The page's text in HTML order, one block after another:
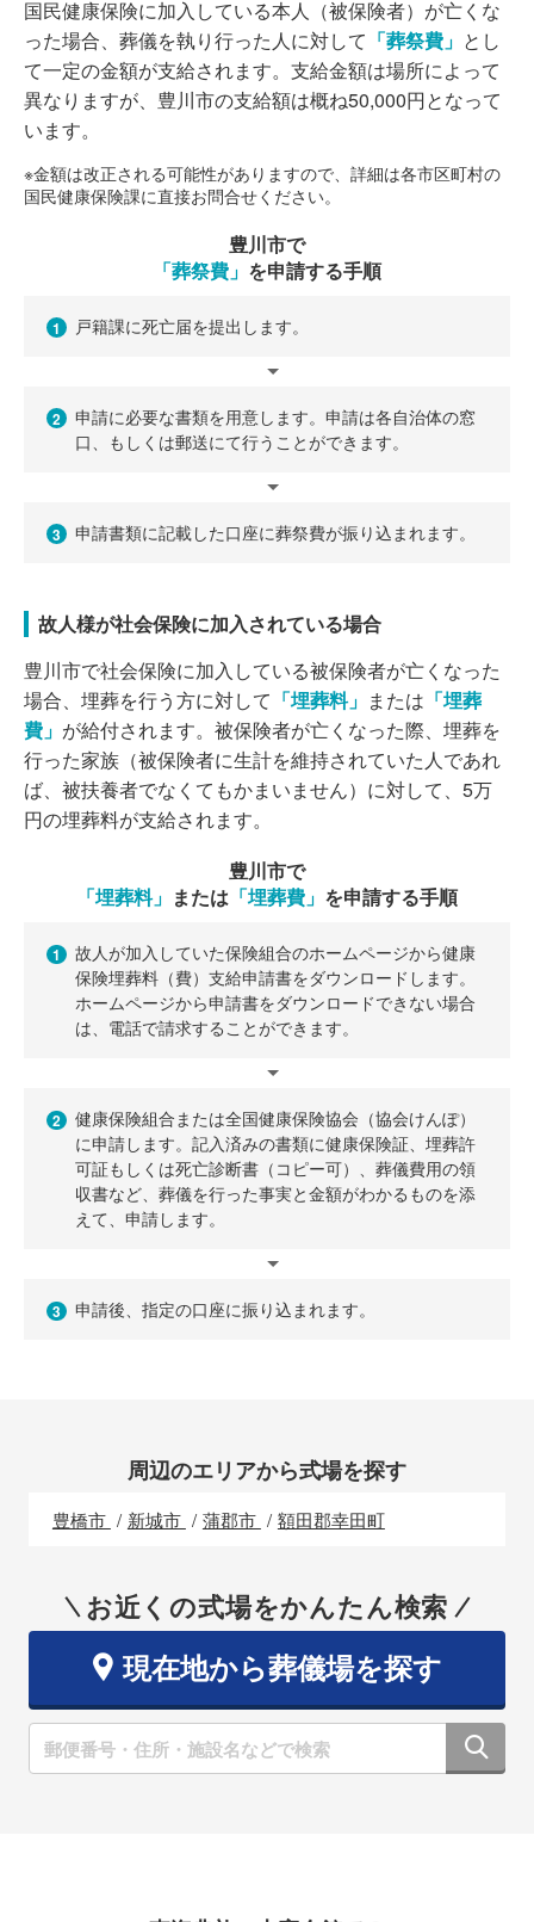
国民健康保険に加入している本人（被保険者）が亡くな
った場合、葬儀を執り行った人に対して 「葬祭費」 とし
て一定の金額が支給されます。支給金額は場所によって
異なりますが、豊川市の支給額は概ね50,000円となって
います。
※金額は改正される可能性がありますので、詳細は各市区町村の
国民健康保険課に直接お問合せください。
豊川市で
「葬祭費」 を申請する手順
1 戸籍課に死亡届を提出します。
2
申請に必要な書類を用意します。申請は各自治体の窓
口、もしくは郵送にて行うことができます。
3 申請書類に記載した口座に葬祭費が振り込まれます。
故人様が社会保険に加入されている場合
豊川市で社会保険に加入している被保険者が亡くなった
場合、埋葬を行う方に対して 「埋葬料」 または 「埋葬
費」 が給付されます。被保険者が亡くなった際、埋葬を
行った家族（被保険者に生計を維持されていた人であれ
ば、被扶養者でなくてもかまいません）に対して、5万
円の埋葬料が支給されます。
豊川市で
「埋葬料」 または 「埋葬費」 を申請する手順
1
故人が加入していた保険組合のホームページから健康
保険埋葬料（費）支給申請書をダウンロードします。
ホームページから申請書をダウンロードできない場合
は、電話で請求することができます。
2
健康保険組合または全国健康保険協会（協会けんぽ）
に申請します。記入済みの書類に健康保険証、埋葬許
可証もしくは死亡診断書（コピー可）、葬儀費用の領
収書など、葬儀を行った事実と金額がわかるものを添
えて、申請します。
3 申請後、指定の口座に振り込まれます。
周辺のエリアから式場を探す
豊橋市 新城市 蒲郡市 額田郡幸田町
お近くの式場をかんたん検索
現在地から葬儀場を探す